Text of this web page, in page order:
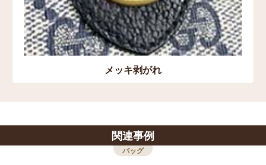
メッキ剥がれ
関連事例
バッグ